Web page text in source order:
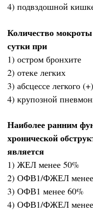
4) подвздошной
Количество
сутки при
1) остром бронхите
2) отеке легких
3) абсцессе легкого (+)
4) крупозной
Наиболее ранним
хронической
является
1) ЖЕЛ менее 50%
2) ОФВ1/ФЖЕЛ менее
3) ОФВ1 менее 60%
4) ОФВ1/ФЖЕЛ менее